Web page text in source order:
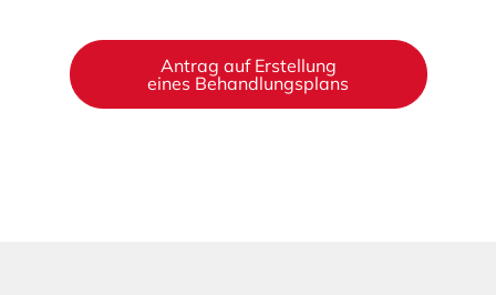
Antrag auf Erstellung
eines Behandlungsplans